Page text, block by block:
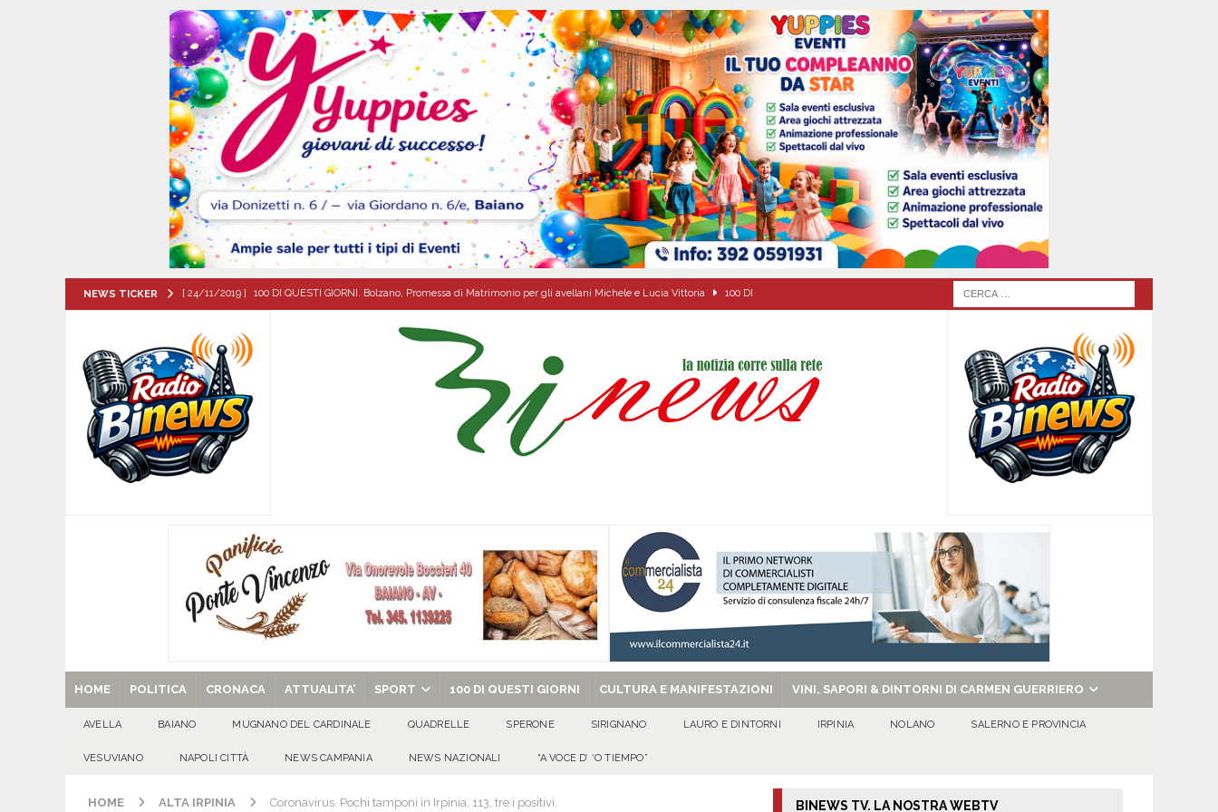
NEWS TICKER [ 24/11/2019 ] 100 DI QUESTI GIORNI. Bolzano, Promessa di Matrimonio per gli avellani Michele e Lucia Vittoria 100 DI
[ 08/08/2026 ] Il futuro dei giovani del Sud, la sfida parte anche dall’Irpinia: nuovo incarico per Gerardo Gonnella
ATTUALITA'
[ 07/08/2026 ] Visciano celebra Padre Arturo D’Onofrio: due giorni di fede nel ricordo del fondatore CULTURA E
MANIFESTAZIONI
[ 07/08/2026 ]
[ 07/08/2026 ] Emergenza cinghiali: nasce il Tavolo tecnico permanente della Regione Campania EVIDENZA
[ 07/08/2026 ] 8 agosto, anniversario della tragedia di Marcinelle. Pmi International: “La sicurezza sul lavoro deve diventare
una cultura collettiva. Nessuna crescita economica può prescindere dalla tutela della vita umana” CULTURA E
MANIFESTAZIONI
SANT’Oggi. Venerdì 29 agosto la chiesa celebra il Martirio di san Giovanni Battista e santa Sabina EVIDENZA
HOME POLITICA CRONACA ATTUALITA’ SPORT 100 DI QUESTI GIORNI CULTURA E MANIFESTAZIONI VINI, SAPORI & DINTORNI DI CARMEN GUERRIERO
AVELLA BAIANO MUGNANO DEL CARDINALE QUADRELLE SPERONE SIRIGNANO LAURO E DINTORNI IRPINIA NOLANO SALERNO E PROVINCIA
VESUVIANO NAPOLI CITTÀ NEWS CAMPANIA NEWS NAZIONALI “A VOCE D’ ‘O TIEMPO”
HOME ALTA IRPINIA Coronavirus. Pochi tamponi in Irpinia, 113, tre i positivi. BINEWS TV. LA NOSTRA WEBTV